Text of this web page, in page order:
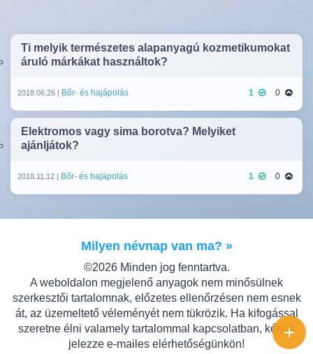
Ti melyik természetes alapanyagú kozmetikumokat
áruló márkákat használtok?
2018.06.26 | Bőr- és hajápolás 1 0
Elektromos vagy sima borotva? Melyiket
ajánljátok?
2018.11.12 | Bőr- és hajápolás 1 0
Milyen névnap van ma? »
©2026 Minden jog fenntartva.
A weboldalon megjelenő anyagok nem minősülnek
szerkesztői tartalomnak, előzetes ellenőrzésen nem esnek
át, az üzemeltető véleményét nem tükrözik. Ha kifogással
szeretne élni valamely tartalommal kapcsolatban, kérjük
jelezze e-mailes elérhetőségünkön!
+